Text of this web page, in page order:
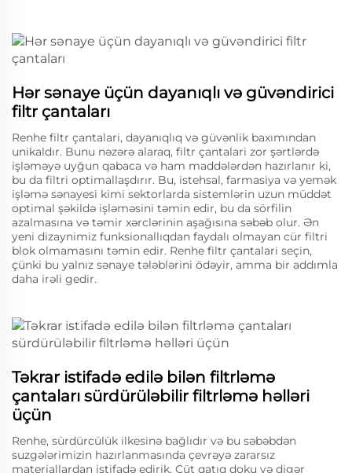
Hər sənaye üçün dayanıqlı və güvəndirici
filtr çantaları
Renhe filtr çantalari, dayanıqlıq və güvənlik baxımından
unikaldır. Bunu nəzərə alaraq, filtr çantalari zor şərtlərdə
işləməyə uyğun qabaca və ham maddələrdən hazırlanır ki,
bu da filtri optimallaşdırır. Bu, istehsal, farmasiya və yemək
işləmə sənayesi kimi sektorlarda sistemlərin uzun müddət
optimal şəkildə işləməsini təmin edir, bu da sörfilin
azalmasına və təmir xərclərinin aşağısına səbəb olur. Ən
yeni dizaynimiz funksionallıqdan faydalı olmayan cür filtri
blok olmamasını təmin edir. Renhe filtr çantalari seçin,
çünki bu yalnız sənaye tələblərini ödəyir, amma bir addımla
daha irəli gedir.
Təkrar istifadə edilə bilən filtrləmə
çantaları sürdürüləbilir filtrləmə həlləri
üçün
Renhe, sürdürcülük ilkesinə bağlıdır və bu səbəbdən
suzgələrimizin hazırlanmasında çevrəyə zararsız
materiallardan istifadə edirik. Cüt qatıq doku və digər